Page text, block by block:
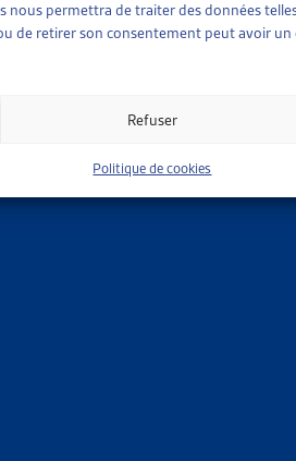
nous permettra de traiter des données
de retirer son consentement peut avoir
Refuser
Politique de cookies